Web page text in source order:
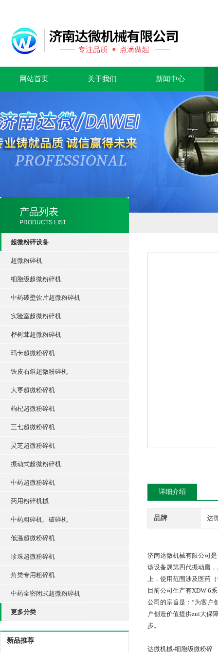
网站首页 关于我们 新闻中心
产品列表
PRODUCTS LIST
超微粉碎设备
超微粉碎机
细胞级超微粉碎机
中药破壁饮片超微粉碎机
实验室超微粉碎机
桦树茸超微粉碎机
玛卡超微粉碎机
铁皮石斛超微粉碎机
大枣超微粉碎机
枸杞超微粉碎机
三七超微粉碎机
灵芝超微粉碎机
振动式超微粉碎机
中药超微粉碎机
药用粉碎机械
中药粗碎机、破碎机
低温超微粉碎机
珍珠超微粉碎机
角类专用粗碎机
中药全密闭式超微粉碎机
更多分类
新品推荐
详细介绍
品牌 达
济南达微机械有限公司
该设备属第四代振动磨
上，使用范围涉及医药
目前公司生产有XDW-6
公司的宗旨是：“为客户
户创造价值提供zui大保
步。
达微机械-细胞级微粉碎